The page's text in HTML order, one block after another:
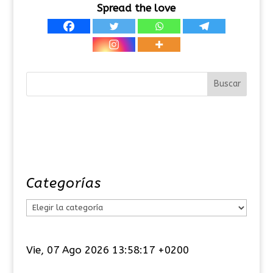
Spread the love
Categorías
e
Vie, 07 Ago 2026 13:58:17 +0200